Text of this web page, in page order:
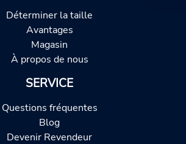
Déterminer la taille
Avantages
Magasin
À propos de nous
SERVICE
Questions fréquentes
Blog
Devenir Revendeur